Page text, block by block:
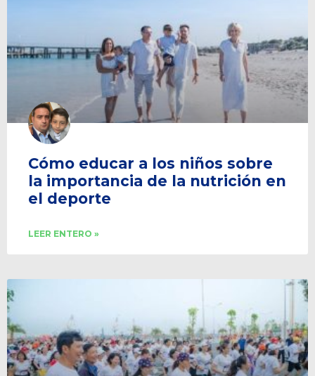
Cómo educar a los niños sobre
la importancia de la nutrición en
el deporte
LEER ENTERO »